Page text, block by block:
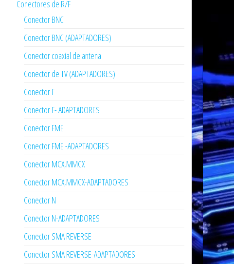
Conectores de R/F
Conector BNC
Conector BNC (ADAPTADORES)
Conector coaxial de antena
Conector de TV (ADAPTADORES)
Conector F
Conector F- ADAPTADORES
Conector FME
Conector FME -ADAPTADORES
Conector MCX,MMCX
Conector MCX,MMCX-ADAPTADORES
Conector N
Conector N-ADAPTADORES
Conector SMA REVERSE
Conector SMA REVERSE-ADAPTADORES